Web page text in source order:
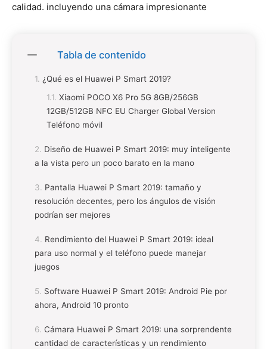
calidad. incluyendo una cámara impresionante
Tabla de contenido
¿Qué es el Huawei P Smart 2019?
Xiaomi POCO X6 Pro 5G 8GB/256GB
12GB/512GB NFC EU Charger Global Version
Teléfono móvil
Diseño de Huawei P Smart 2019: muy inteligente
a la vista pero un poco barato en la mano
Pantalla Huawei P Smart 2019: tamaño y
resolución decentes, pero los ángulos de visión
podrían ser mejores
Rendimiento del Huawei P Smart 2019: ideal
para uso normal y el teléfono puede manejar
juegos
Software Huawei P Smart 2019: Android Pie por
ahora, Android 10 pronto
Cámara Huawei P Smart 2019: una sorprendente
cantidad de características y un rendimiento